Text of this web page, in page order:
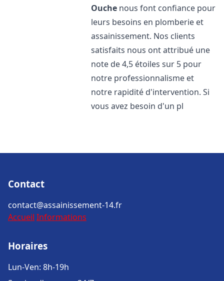
Ouche nous font confiance pour
leurs besoins en plomberie et
assainissement. Nos clients
satisfaits nous ont attribué une
note de 4,5 étoiles sur 5 pour
notre professionnalisme et
notre rapidité d'intervention. Si
vous avez besoin d'un pl
Contact
contact@assainissement-14.fr
Accueil Informations
Horaires
Lun-Ven: 8h-19h